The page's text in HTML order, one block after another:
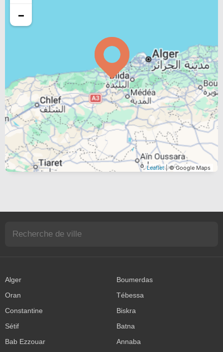
−
Leaflet| © Google Maps
Alger
Boumerdas
Oran
Tébessa
Constantine
Biskra
Sétif
Batna
Bab Ezzouar
Annaba